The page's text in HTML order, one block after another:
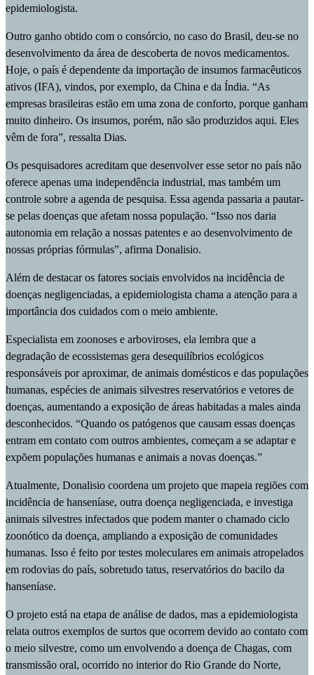
epidemiologista.
Outro ganho obtido com o consórcio, no caso do Brasil, deu-se no
desenvolvimento da área de descoberta de novos medicamentos.
Hoje, o país é dependente da importação de insumos farmacêuticos
ativos (IFA), vindos, por exemplo, da China e da Índia. “As
empresas brasileiras estão em uma zona de conforto, porque ganham
muito dinheiro. Os insumos, porém, não são produzidos aqui. Eles
vêm de fora”, ressalta Dias.
Os pesquisadores acreditam que desenvolver esse setor no país não
oferece apenas uma independência industrial, mas também um
controle sobre a agenda de pesquisa. Essa agenda passaria a pautar-
se pelas doenças que afetam nossa população. “Isso nos daria
autonomia em relação a nossas patentes e ao desenvolvimento de
nossas próprias fórmulas”, afirma Donalisio.
Além de destacar os fatores sociais envolvidos na incidência de
doenças negligenciadas, a epidemiologista chama a atenção para a
importância dos cuidados com o meio ambiente.
Especialista em zoonoses e arboviroses, ela lembra que a
degradação de ecossistemas gera desequilíbrios ecológicos
responsáveis por aproximar, de animais domésticos e das populações
humanas, espécies de animais silvestres reservatórios e vetores de
doenças, aumentando a exposição de áreas habitadas a males ainda
desconhecidos. “Quando os patógenos que causam essas doenças
entram em contato com outros ambientes, começam a se adaptar e
expõem populações humanas e animais a novas doenças.”
Atualmente, Donalisio coordena um projeto que mapeia regiões com
incidência de hanseníase, outra doença negligenciada, e investiga
animais silvestres infectados que podem manter o chamado ciclo
zoonótico da doença, ampliando a exposição de comunidades
humanas. Isso é feito por testes moleculares em animais atropelados
em rodovias do país, sobretudo tatus, reservatórios do bacilo da
hanseníase.
O projeto está na etapa de análise de dados, mas a epidemiologista
relata outros exemplos de surtos que ocorrem devido ao contato com
o meio silvestre, como um envolvendo a doença de Chagas, com
transmissão oral, ocorrido no interior do Rio Grande do Norte,